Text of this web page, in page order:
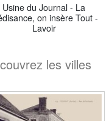
Usine du Journal - La
on insère Tout -
Lavoir
les villes